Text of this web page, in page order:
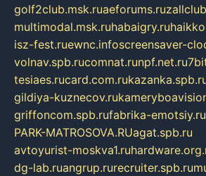
golf2club.msk.ruaeforums.ru
multimodal.msk.ruhabaigry.ru
isz-fest.ruewnc.infoscreensaver-
volnav.spb.rucomnat.runpf.net.ru
tesiaes.rucard.com.ru
gildiya-kuznecov.ru
griffoncom.spb.rufabrika-emotsiy.ru
PARK-MATROSOVA.RUagat.spb.ru
avtoyurist-moskva1.ru
dg-lab.ruangrup.rurecruiter.spb.ru